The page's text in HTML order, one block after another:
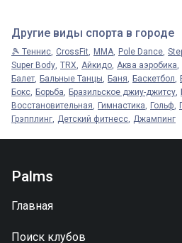
Другие виды спорта в городе
🎾 Теннис CrossFit MMA Pole Dance
Super Body TRX Айкидо Аква аэробика
Балет
Бальные Танцы Баня Баскетбол
Бокс
Борьба Бразильское джиу-джитсу
Восстановительная
Гимнастика Гольф
Грэпплинг Детский фитнесс Джампинг
Palms
Главная
Поиск клубов